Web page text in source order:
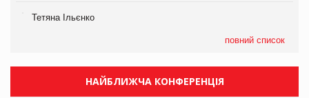
Тетяна Ільєнко
повний список
НАЙБЛИЖЧА КОНФЕРЕНЦІЯ